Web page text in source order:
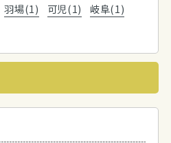
羽場(1) 可児(1)
岐阜(1)